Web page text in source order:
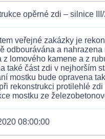
opěrné zdi – silnice
veřejné zakázky je
odbourávána a
z lomového kamene a z
také část zdi v nejhorším
mostku bude opravena
rekonstrukci protilehlé
mostku ze
08:00:00